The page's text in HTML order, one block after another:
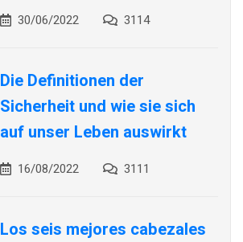
30/06/2022 3114
Die Definitionen der
Sicherheit und wie sie sich
auf unser Leben auswirkt
16/08/2022 3111
Los seis mejores cabezales